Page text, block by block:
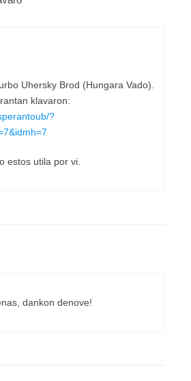
Uhersky Brod (Hungara Vado).
klavaron:
?
estos utila por vi.
dankon denove!